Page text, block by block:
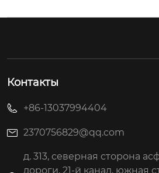
Контакты
+86-13037994404
2370756829@qq.com
д. 313, северная сторона
дороги, 21-й канал, южная